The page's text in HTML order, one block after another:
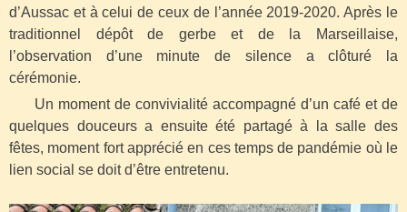
d’Aussac et à celui de ceux de l’année 2019-2020. Après le
traditionnel dépôt de gerbe et de la Marseillaise,
l’observation d’une minute de silence a clôturé la
cérémonie.
Un moment de convivialité accompagné d’un café et de
quelques douceurs a ensuite été partagé à la salle des
fêtes, moment fort apprécié en ces temps de pandémie où le
lien social se doit d’être entretenu.